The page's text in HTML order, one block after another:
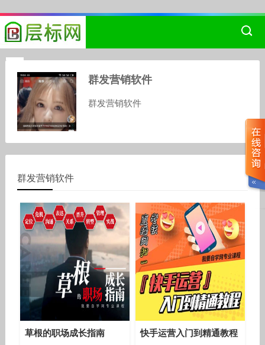
群发营销软件
群发营销软件
群发营销软件
草根的职场成长指南 快手运营入门到精通教程